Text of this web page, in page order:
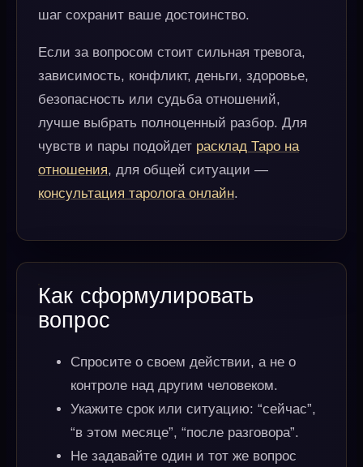
шаг сохранит ваше достоинство.
Если за вопросом стоит сильная тревога,
зависимость, конфликт, деньги, здоровье,
безопасность или судьба отношений,
лучше выбрать полноценный разбор. Для
чувств и пары подойдет расклад Таро на
отношения, для общей ситуации —
консультация таролога онлайн.
Как сформулировать
вопрос
Спросите о своем действии, а не о
контроле над другим человеком.
Укажите срок или ситуацию: “сейчас”,
“в этом месяце”, “после разговора”.
Не задавайте один и тот же вопрос